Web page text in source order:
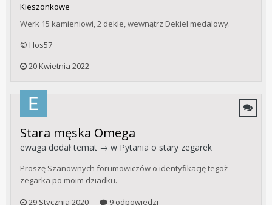
Kieszonkowe
Werk 15 kamieniowi, 2 dekle, wewnątrz Dekiel medalowy.
© Hos57
20 Kwietnia 2022
Stara męska Omega
ewaga dodał temat → w Pytania o stary zegarek
Proszę Szanownych forumowiczów o identyfikację tegoż
zegarka po moim dziadku.
29 Stycznia 2020
9 odpowiedzi